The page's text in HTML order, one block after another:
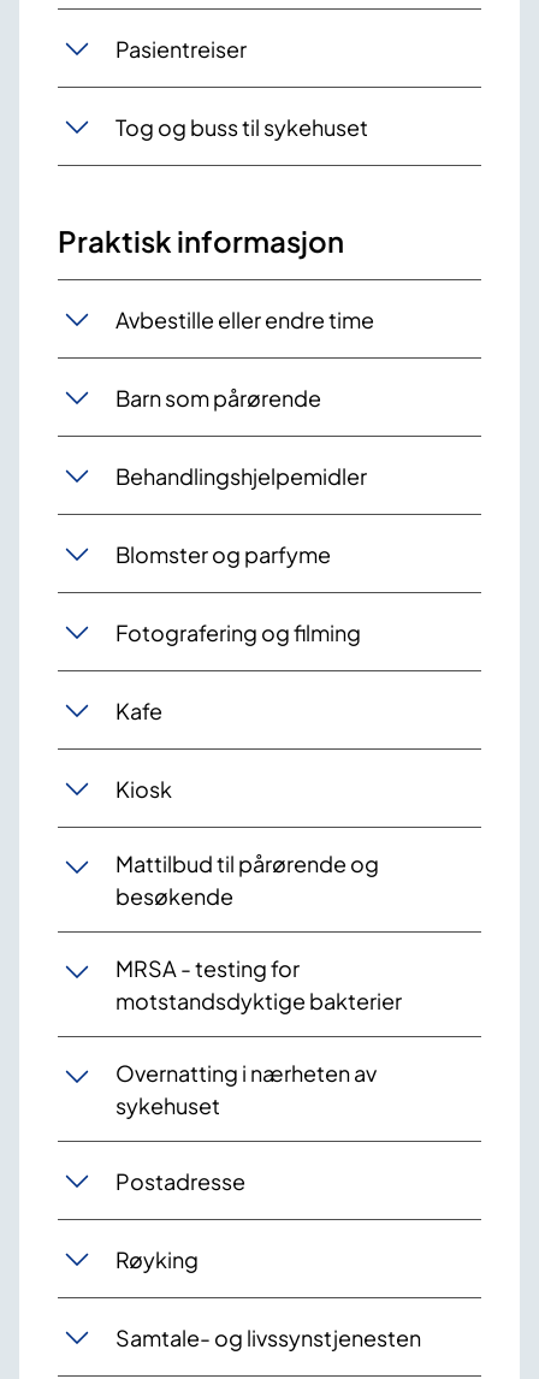
Pasientreiser
Tog og buss til sykehuset
Praktisk informasjon
Avbestille eller endre time
Barn som pårørende
Behandlingshjelpemidler
Blomster og parfyme
Fotografering og filming
Kafe
Kiosk
Mattilbud til pårørende og
besøkende
MRSA - testing for
motstandsdyktige bakterier
Overnatting i nærheten av
sykehuset
Postadresse
Røyking
Samtale- og livssynstjenesten